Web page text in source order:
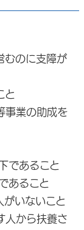
のに支障が
と
業の助成を
であること
あること
いないこと
から扶養さ